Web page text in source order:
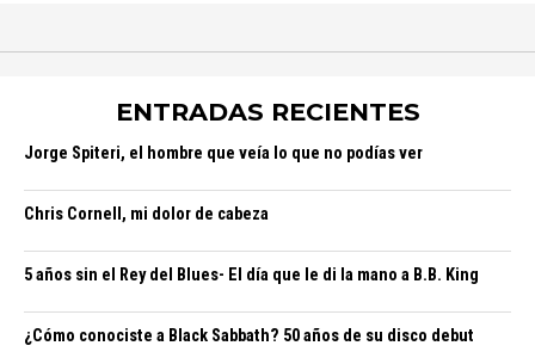
ENTRADAS RECIENTES
Jorge Spiteri, el hombre que veía lo que no podías ver
Chris Cornell, mi dolor de cabeza
5 años sin el Rey del Blues- El día que le di la mano a B.B. King
¿Cómo conociste a Black Sabbath? 50 años de su disco debut